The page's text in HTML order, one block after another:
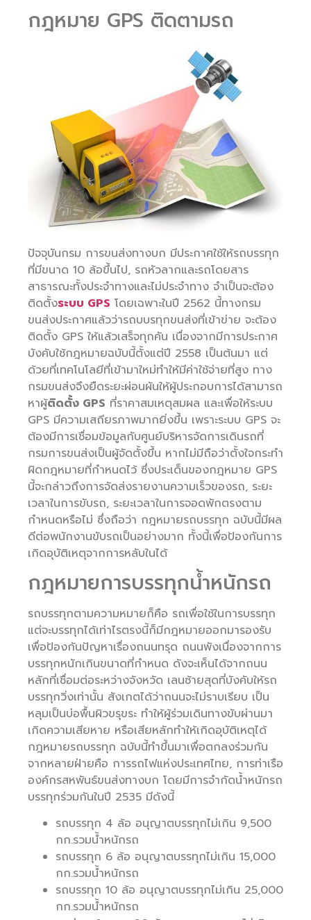
กฎหมาย GPS ติดตามรถ
ปัจจุบันกรม การขนส่งทางบก มีประกาศใช้ให้รถบรรทุก
ที่มีขนาด 10 ล้อขึ้นไป, รถหัวลากและรถโดยสาร
สาธารณะทั้งประจำทางและไม่ประจำทาง จำเป็นจะต้อง
ติดตั้งระบบ GPS โดยเฉพาะในปี 2562 นี้ทางกรม
ขนส่งประกาศแล้วว่ารถบบรทุกขนส่งที่เข้าข่าย จะต้อง
ติดตั้ง GPS ให้แล้วเสร็จทุกคัน เนื่องจากมีการประกาศ
บังคับใช้กฎหมายฉบับนี้ตั้งแต่ปี 2558 เป็นต้นมา แต่
ด้วยที่เทคโนโลยีที่เข้ามาใหม่ทำให้มีค่าใช้จ่ายที่สูง ทาง
กรมขนส่งจึงยืดระยะผ่อนผันให้ผู้ประกอบการได้สามารถ
หาผู้ติดตั้ง GPS ที่ราคาสมเหตุสมผล และเพื่อให้ระบบ
GPS มีความเสถียรภาพมากยิ่งขึ้น เพราะระบบ GPS จะ
ต้องมีการเชื่อมข้อมูลกับศูนย์บริหารจัดการเดินรถที่
กรมการขนส่งเป็นผู้จัดตั้งขึ้น หากไม่มีถือว่าตั้งใจกระทำ
ผิดกฎหมายที่กำหนดไว้ ซึ่งประเด็นของกฎหมาย GPS
นี้จะกล่าวถึงการจัดส่งรายงานความเร็วของรถ, ระยะ
เวลาในการขับรถ, ระยะเวลาในการจอดพักตรงตาม
กำหนดหรือไม่ ซึ่งถือว่า กฎหมายรถบรรทุก ฉบับนี้มีผล
ดีต่อพนักงานขับรถเป็นอย่างมาก ทั้งนี้เพื่อป้องกันการ
เกิดอุบัติเหตุจากการหลับในได้
กฎหมายการบรรทุกน้ำหนักรถ
รถบรรทุกตามความหมายก็คือ รถเพื่อใช้ในการบรรทุก
แต่จะบรรทุกได้เท่าไรตรงนี้ก็มีกฎหมายออกมารองรับ
เพื่อป้องกันปัญหาเรื่องถนนทรุด ถนนพังเนื่องจากการ
บรรทุกหนักเกินขนาดที่กำหนด ดังจะเห็นได้จากถนน
หลักที่เชื่อมต่อระหว่างจังหวัด เลนซ้ายสุดที่บังคับให้รถ
บรรทุกวิ่งเท่านั้น สังเกตได้ว่าถนนจะไม่ราบเรียบ เป็น
หลุมเป็นบ่อพื้นผิวขรุขระ ทำให้ผู้ร่วมเดินทางขับผ่านมา
เกิดความเสียหาย หรือเสียหลักทำให้เกิดอุบัติเหตุได้
กฎหมายรถบรรทุก ฉบับนี้ทำขึ้นมาเพื่อตกลงร่วมกัน
จากหลายฝ่ายคือ การรถไฟแห่งประเทศไทย, การท่าเรือ
องค์กรสหพันธ์ขนส่งทางบก โดยมีการจำกัดน้ำหนักรถ
บรรทุกร่วมกันในปี 2535 มีดังนี้
รถบรรทุก 4 ล้อ อนุญาตบรรทุกไม่เกิน 9,500
กก.รวมน้ำหนักรถ
รถบรรทุก 6 ล้อ อนุญาตบรรทุกไม่เกิน 15,000
กก.รวมน้ำหนักรถ
รถบรรทุก 10 ล้อ อนุญาตบรรทุกไม่เกิน 25,000
กก.รวมน้ำหนักรถ